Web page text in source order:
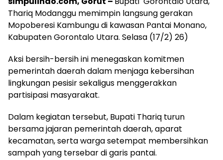
Thariq Modanggu memimpin langsung gerakan
Mopoberesi Kambungu di kawasan Pantai Monano,
Kabupaten Gorontalo Utara. Selasa (17/2) 26)
Aksi bersih-bersih ini menegaskan komitmen
pemerintah daerah dalam menjaga kebersihan
lingkungan pesisir sekaligus menggerakkan
partisipasi masyarakat.
Dalam kegiatan tersebut, Bupati Thariq turun
bersama jajaran pemerintah daerah, aparat
kecamatan, serta warga setempat membersihkan
sampah yang tersebar di garis pantai.